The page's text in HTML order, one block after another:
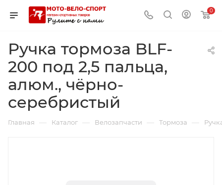
0
Ручка тормоза BLF-
200 под 2,5 пальца,
алюм., чёрно-
серебристый
Главная — Каталог — Велозапчасти — Тормоза —